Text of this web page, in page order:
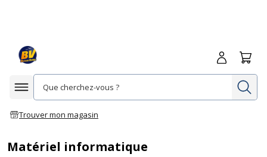
Afficher la navigation
Trouver mon magasin
Me
Matériel informatique